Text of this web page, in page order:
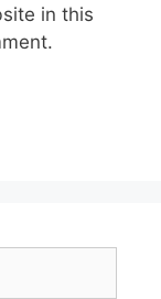
in this